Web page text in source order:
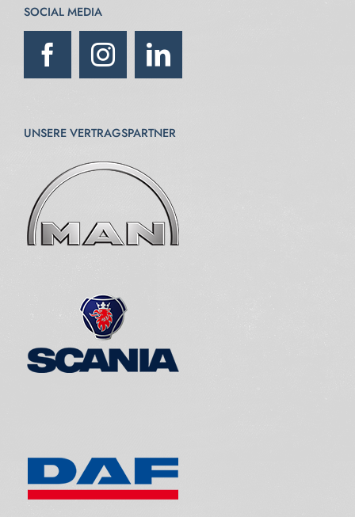
SOCIAL MEDIA
UNSERE VERTRAGSPARTNER